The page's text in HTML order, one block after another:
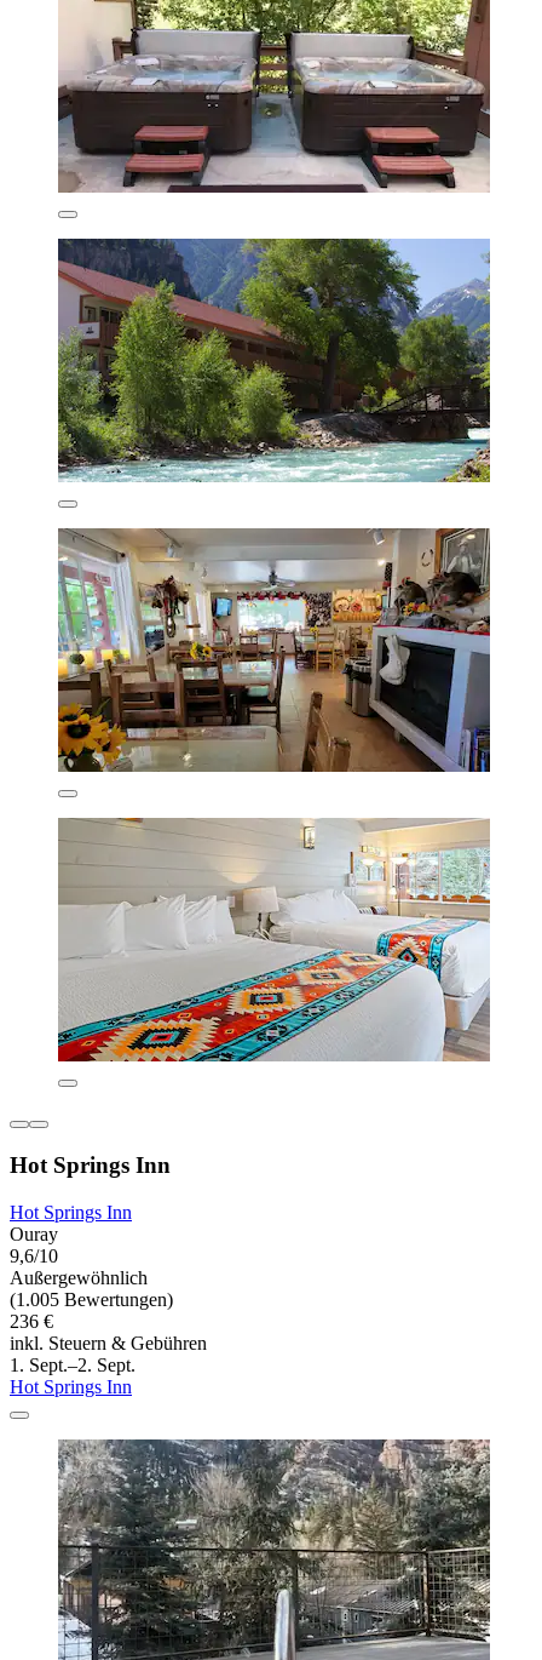
Hot Springs Inn
Hot Springs Inn
Ouray
9,6/10
Außergewöhnlich
(1.005 Bewertungen)
236 €
inkl. Steuern & Gebühren
1. Sept.–2. Sept.
Hot Springs Inn